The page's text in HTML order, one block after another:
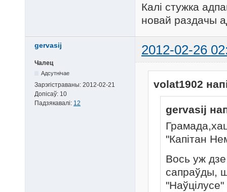
Калі стужка
новай раздачы
gervasij 2012-02-26
Чалец
Адсутнічае
Зарэгістраваны: 2012-02-21
Допісаў: 10
Падзякавалі: 12
volat1902
gervasij
"Капітан
Вось уж
сапраўды,